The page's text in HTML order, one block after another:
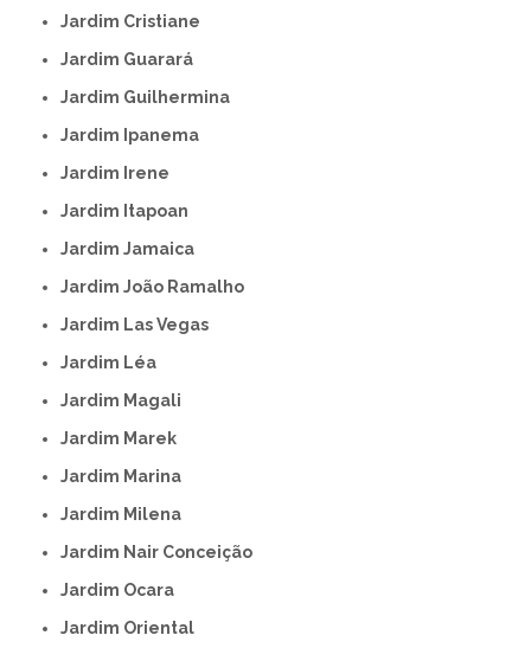
Jardim Cristiane
Jardim Guarará
Jardim Guilhermina
Jardim Ipanema
Jardim Irene
Jardim Itapoan
Jardim Jamaica
Jardim João Ramalho
Jardim Las Vegas
Jardim Léa
Jardim Magali
Jardim Marek
Jardim Marina
Jardim Milena
Jardim Nair Conceição
Jardim Ocara
Jardim Oriental